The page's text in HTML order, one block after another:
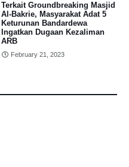
Terkait Groundbreaking Masjid
Al-Bakrie, Masyarakat Adat 5
Keturunan Bandardewa
Ingatkan Dugaan Kezaliman
ARB
February 21, 2023